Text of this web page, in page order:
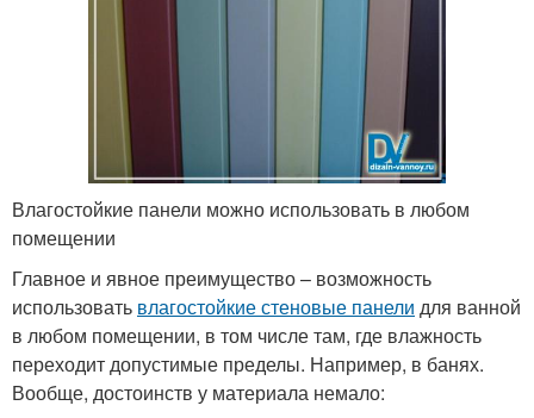
Влагостойкие панели можно использовать в любом
помещении
Главное и явное преимущество – возможность
использовать влагостойкие стеновые панели для ванной
в любом помещении, в том числе там, где влажность
переходит допустимые пределы. Например, в банях.
Вообще, достоинств у материала немало: